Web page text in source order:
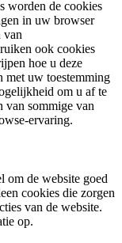
worden de cookies
in uw browser
van
ook cookies
hoe u deze
met uw toestemming
om u af te
van sommige van
ervaring.
om de website goed
cookies die zorgen
van de website.
op.